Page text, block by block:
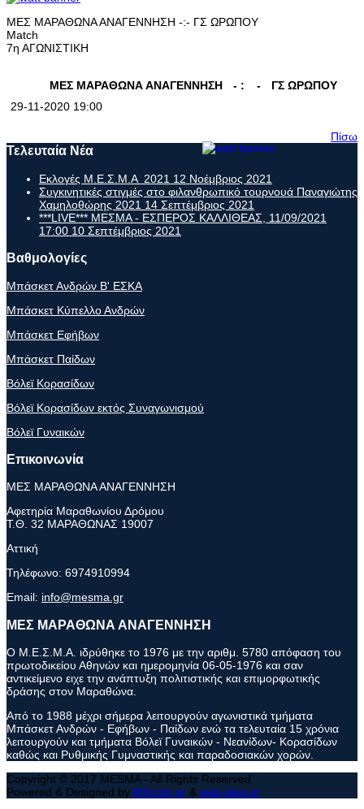
ΜΕΣ ΜΑΡΑΘΩΝΑ ΑΝΑΓΕΝΝΗΣΗ -:- ΓΣ ΩΡΩΠΟΥ
Match
7η ΑΓΩΝΙΣΤΙΚΗ
ΜΕΣ ΜΑΡΑΘΩΝΑ ΑΝΑΓΕΝΝΗΣΗ - : -
ΓΣ ΩΡΩΠΟΥ
29-11-2020 19:00
Πίσω
Τελευταία Νέα
Εκλογές Μ.Ε.Σ.Μ.Α 2021 12 Νοέμβριος 2021
Συγκινητικές στιγμές στο φιλανθρωπικό τουρνουά Παναγιώτης
Χαμηλοθώρης 2021 14 Σεπτέμβριος 2021
***LIVE*** ΜΕΣΜΑ - ΕΣΠΕΡΟΣ ΚΑΛΛΙΘΕΑΣ, 11/09/2021
17:00 10 Σεπτέμβριος 2021
Βαθμολογίες
Μπάσκετ Ανδρών Β' ΕΣΚΑ
Μπάσκετ Κύπελλο Ανδρών
Μπάσκετ Εφήβων
Μπάσκετ Παίδων
Βόλεϊ Κορασίδων
Βόλεϊ Κορασίδων εκτός Συναγωνισμού
Βόλεϊ Γυναικών
Επικοινωνία
ΜΕΣ ΜΑΡΑΘΩΝΑ ΑΝΑΓΕΝΝΗΣΗ
Αφετηρία Μαραθωνίου Δρόμου
Τ.Θ. 32 ΜΑΡΑΘΩΝΑΣ 19007
Αττική
Τηλέφωνο: 6974910994
Email: info@mesma.gr
ΜΕΣ ΜΑΡΑΘΩΝΑ ΑΝΑΓΕΝΝΗΣΗ
Ο Μ.Ε.Σ.Μ.Α. ιδρύθηκε το 1976 με την αριθμ. 5780 απόφαση του
πρωτοδικείου Αθηνών και ημερομηνία 06-05-1976 και σαν
αντικείμενο ειχε την ανάπτυξη πολιτιστικής και επιμορφωτικής
δράσης στον Μαραθώνα.
Από το 1988 μέχρι σήμερα λειτουργούν αγωνιστικά τμήματα
Μπάσκετ Ανδρών - Εφήβων - Παίδων ενώ τα τελευταία 15 χρόνια
λειτουργούν και τμήματα Βόλεϊ Γυναικών - Νεανίδων- Κορασίδων
καθώς και Ρυθμικής Γυμναστικής και παραδοσιακών χορών.
Copyright © 2017 MESMA - All Rights Reserved.
Powered & Designed by MXcom.gr & web-idea.gr